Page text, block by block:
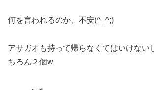
何を言われるのか、不安(^_^;)
アサガオも持って帰らなくてはいけない
ちろん２個w